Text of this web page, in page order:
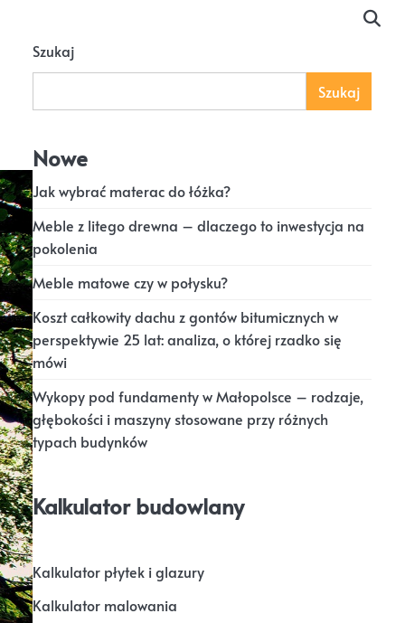
Szukaj
Szukaj
Nowe
Jak wybrać materac do łóżka?
Meble z litego drewna – dlaczego to inwestycja na
pokolenia
Meble matowe czy w połysku?
Koszt całkowity dachu z gontów bitumicznych w
perspektywie 25 lat: analiza, o której rzadko się
mówi
Wykopy pod fundamenty w Małopolsce – rodzaje,
głębokości i maszyny stosowane przy różnych
typach budynków
Kalkulator budowlany
Kalkulator płytek i glazury
Kalkulator malowania